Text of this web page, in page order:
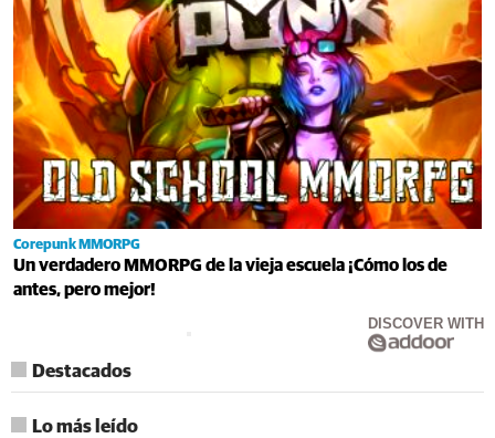
Corepunk MMORPG
Un verdadero MMORPG de la vieja escuela ¡Cómo los de
antes, pero mejor!
DISCOVER WITH
Destacados
Lo más leído